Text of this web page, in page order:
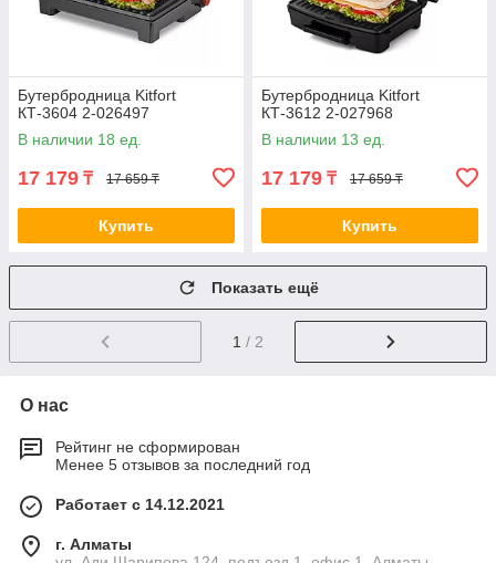
Бутербродница Kitfort
КТ-3604 2-026497
В наличии 18 ед.
17 179 ₸ 17 659 ₸
Купить
Бутербродница Kitfort
КТ-3612 2-027968
В наличии 13 ед.
17 179 ₸ 17 659 ₸
Купить
Показать ещё
1 / 2
О нас
Рейтинг не сформирован
Менее 5 отзывов за последний год
Работает с 14.12.2021
г. Алматы